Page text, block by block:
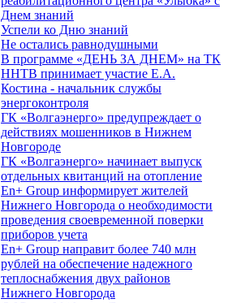
Днем знаний
Успели ко Дню знаний
Не остались равнодушными
В программе «ДЕНЬ ЗА ДНЕМ» на ТК
ННТВ принимает участие Е.А.
Костина - начальник службы
энергоконтроля
ГК «Волгаэнерго» предупреждает о
действиях мошенников в Нижнем
Новгороде
ГК «Волгаэнерго» начинает выпуск
отдельных квитанций на отопление
En+ Group информирует жителей
Нижнего Новгорода о необходимости
проведения своевременной поверки
приборов учета
En+ Group направит более 740 млн
рублей на обеспечение надежного
теплоснабжения двух районов
Нижнего Новгорода